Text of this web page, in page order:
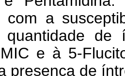
com a
quantidade de
e à 5-
presença de